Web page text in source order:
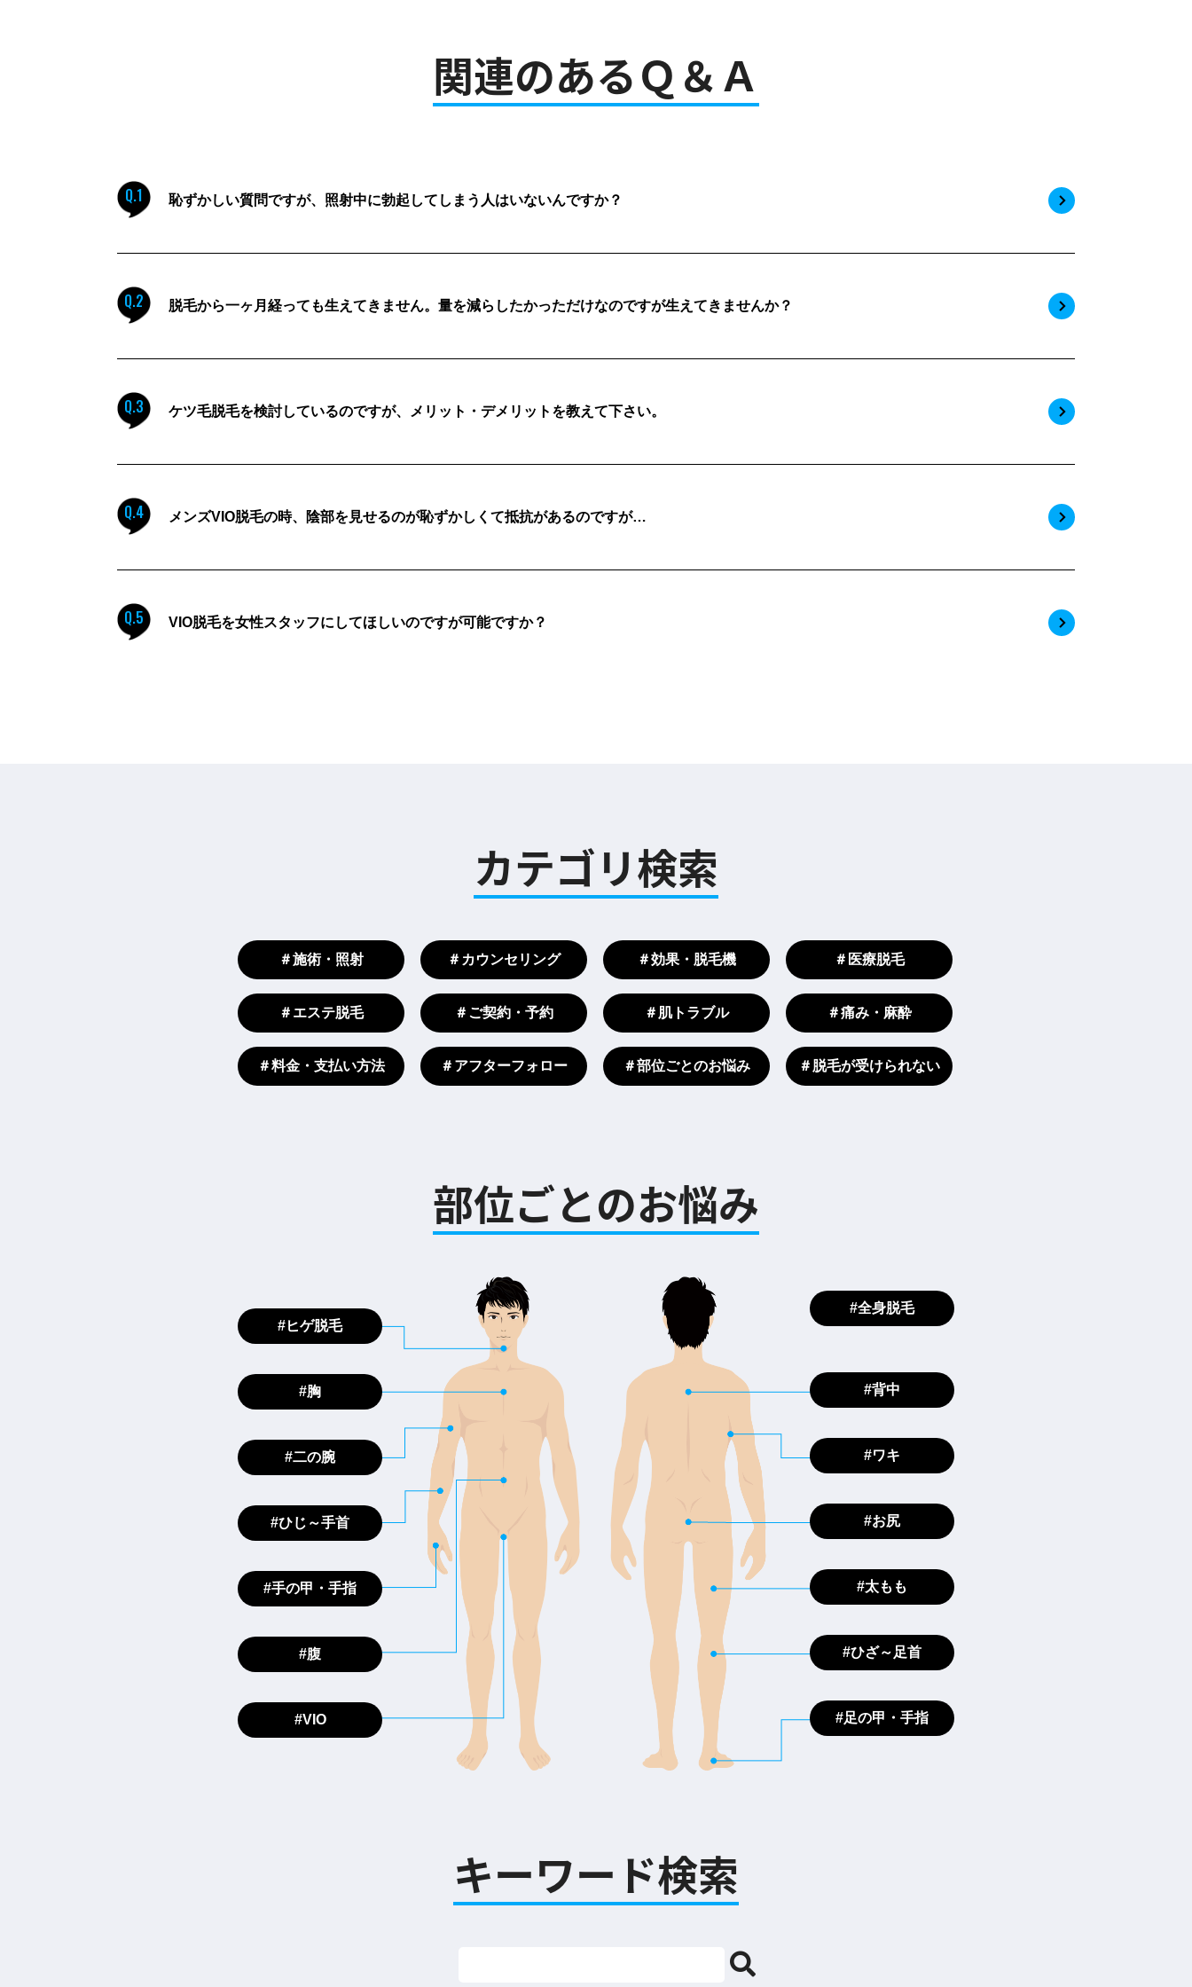
関連のあるＱ＆Ａ
Q.1 恥ずかしい質問ですが、照射中に勃起してしまう人はいないんですか？
Q.2 脱毛から一ヶ月経っても生えてきません。量を減らしたかっただけなのですが生えてきませんか？
Q.3 ケツ毛脱毛を検討しているのですが、メリット・デメリットを教えて下さい。
Q.4 メンズVIO脱毛の時、陰部を見せるのが恥ずかしくて抵抗があるのですが…
Q.5 VIO脱毛を女性スタッフにしてほしいのですが可能ですか？
カテゴリ検索
＃施術・照射 ＃カウンセリング ＃効果・脱毛機 ＃医療脱毛
＃エステ脱毛 ＃ご契約・予約 ＃肌トラブル ＃痛み・麻酔
＃料金・支払い方法 ＃アフターフォロー ＃部位ごとのお悩み ＃脱毛が受けられない
部位ごとのお悩み
#ヒゲ脱毛
#胸
#二の腕
#ひじ～手首
#手の甲・手指
#腹
#VIO
#全身脱毛
#背中
#ワキ
#お尻
#太もも
#ひざ～足首
#足の甲・手指
キーワード検索